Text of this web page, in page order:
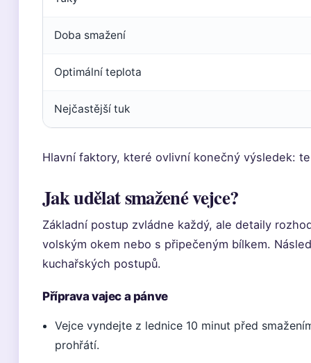
Doba smažení
Optimální teplota
Nejčastější tuk
Hlavní faktory, které ovlivní konečný výsledek:
Jak udělat smažené vejce?
Základní postup zvládne každý, ale detaily
volským okem nebo s připečeným bílkem.
kuchařských postupů.
Příprava vajec a pánve
Vejce vyndejte z lednice 10 minut před
prohřátí.